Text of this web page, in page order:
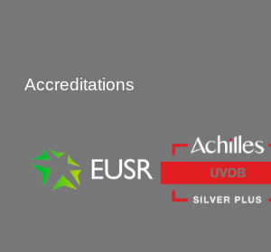
Accreditations